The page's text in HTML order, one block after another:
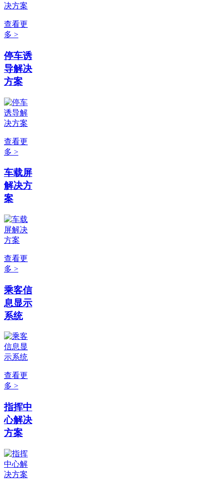
查看更
多 >
停车诱
导解决
方案
查看更
多 >
车载屏
解决方
案
查看更
多 >
乘客信
息显示
系统
查看更
多 >
指挥中
心解决
方案